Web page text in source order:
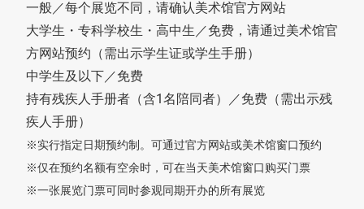
一般／每个展览不同，请确认美术馆官方网站
大学生・专科学校生・高中生／免费，请通过美术馆官
方网站预约（需出示学生证或学生手册）
中学生及以下／免费
持有残疾人手册者（含1名陪同者）／免费（需出示残
疾人手册）
※实行指定日期预约制。可通过官方网站或美术馆窗口预约
※仅在预约名额有空余时，可在当天美术馆窗口购买门票
※一张展览门票可同时参观同期开办的所有展览